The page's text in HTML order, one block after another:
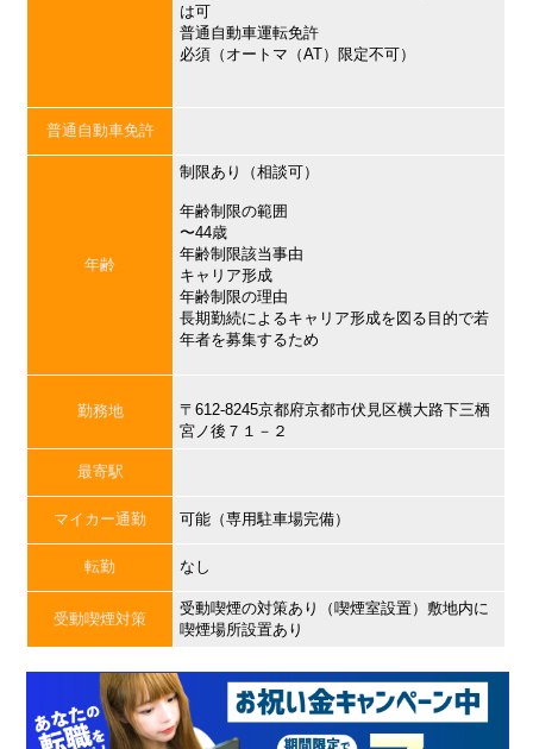
は可
普通自動車運転免許
必須（オートマ（AT）限定不可）
普通自動車免許
年齢
制限あり（相談可）
年齢制限の範囲
〜44歳
年齢制限該当事由
キャリア形成
年齢制限の理由
長期勤続によるキャリア形成を図る目的で若
年者を募集するため
勤務地
〒612-8245京都府京都市伏見区横大路下三栖
宮ノ後７１－２
最寄駅
マイカー通勤 可能（専用駐車場完備）
転勤 なし
受動喫煙対策
受動喫煙の対策あり（喫煙室設置）敷地内に
喫煙場所設置あり